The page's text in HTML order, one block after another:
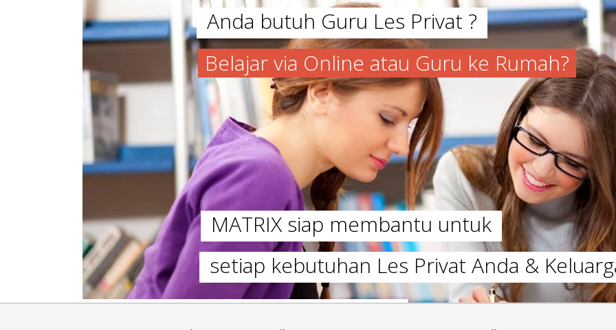
Anda butuh Guru Les Privat ?
Belajar via Online atau Guru ke Rumah?
MATRIX siap membantu untuk
setiap kebutuhan Les Privat Anda &